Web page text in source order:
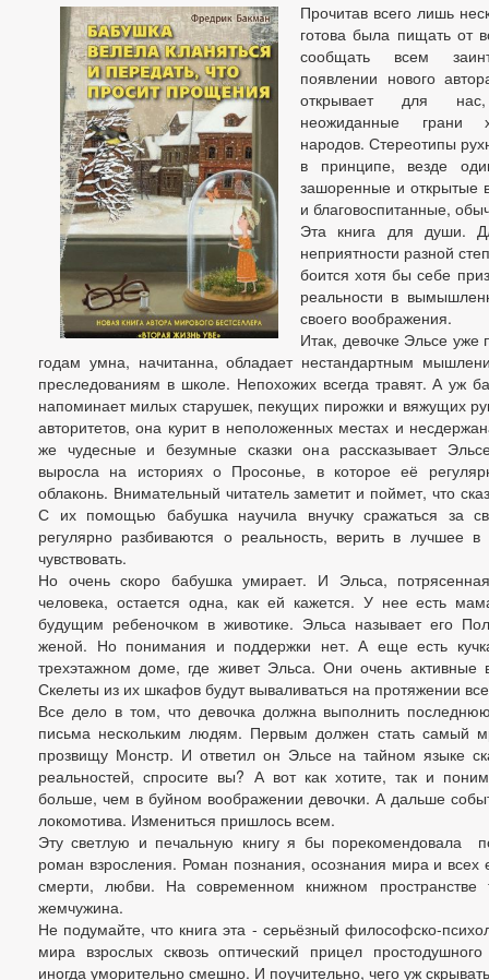
Прочитав всего лишь
готова была пищать от
сообщать всем
появлении нового
открывает для
неожиданные грани
народов. Стереотипы
в принципе, везде
зашоренные и открытые
и благовоспитанные,
Эта книга для души.
неприятности разной
боится хотя бы себе
реальности в
своего воображения.
Итак, девочке Эльсе
годам умна, начитанна, обладает нестандартным
преследованиям в школе. Непохожих всегда травят. А уж
напоминает милых старушек, пекущих пирожки и вяжущих
авторитетов, она курит в неположенных местах и
же чудесные и безумные сказки она рассказывает
выросла на историях о Просонье, в которое её
облаконь. Внимательный читатель заметит и поймет, что
С их помощью бабушка научила внучку сражаться за
регулярно разбиваются о реальность, верить в лучшее
чувствовать.
Но очень скоро бабушка умирает. И Эльса,
человека, остается одна, как ей кажется. У нее есть
будущим ребеночком в животике. Эльса называет его
женой. Но понимания и поддержки нет. А еще есть
трехэтажном доме, где живет Эльса. Они очень активные
Скелеты из их шкафов будут вываливаться на протяжении
Все дело в том, что девочка должна выполнить
письма нескольким людям. Первым должен стать самый
прозвищу Монстр. И ответил он Эльсе на тайном языке
реальностей, спросите вы? А вот как хотите, так и
больше, чем в буйном воображении девочки. А дальше
локомотива. Измениться пришлось всем.
Эту светлую и печальную книгу я бы порекомендовала
роман взросления. Роман познания, осознания мира и всех
смерти, любви. На современном книжном пространстве
жемчужина.
Не подумайте, что книга эта - серьёзный философско-
мира взрослых сквозь оптический прицел
иногда уморительно смешно. И поучительно, чего уж